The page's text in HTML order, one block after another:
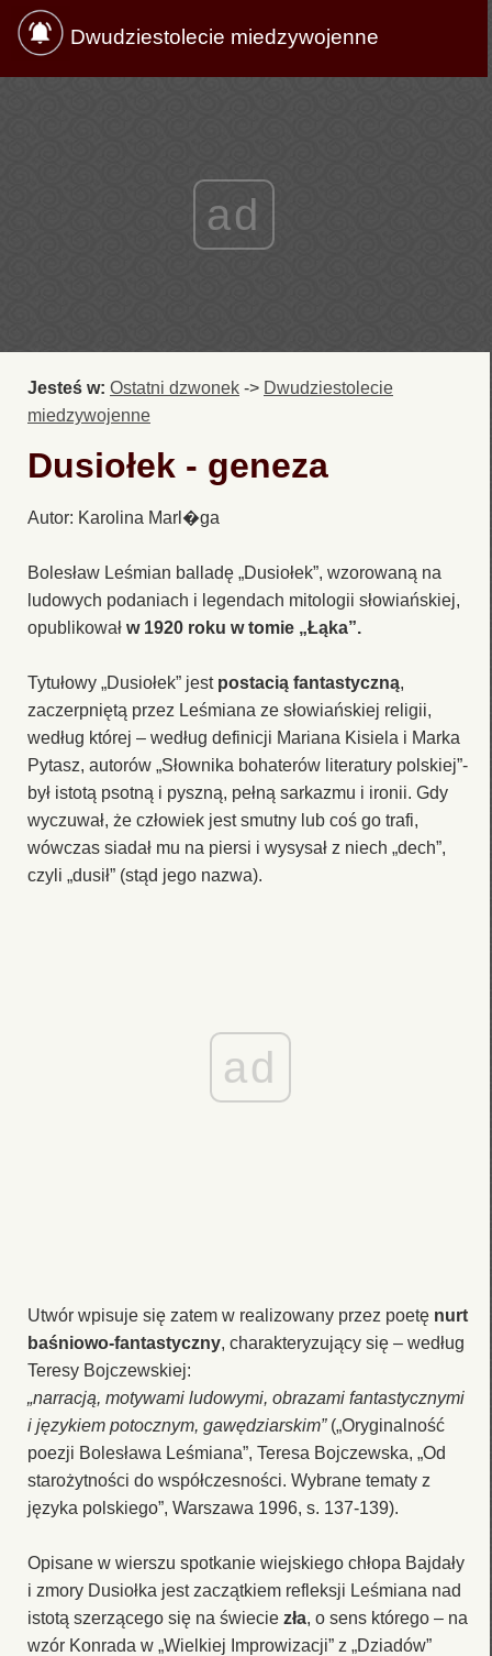
Dwudziestolecie miedzywojenne
ad
Jesteś w: Ostatni dzwonek -> Dwudziestolecie
miedzywojenne
Dusiołek - geneza
Autor: Karolina Marl�ga
Bolesław Leśmian balladę „Dusiołek”, wzorowaną na
ludowych podaniach i legendach mitologii słowiańskiej,
opublikował w 1920 roku w tomie „Łąka”.
Tytułowy „Dusiołek” jest postacią fantastyczną,
zaczerpniętą przez Leśmiana ze słowiańskiej religii,
według której – według definicji Mariana Kisiela i Marka
Pytasz, autorów „Słownika bohaterów literatury polskiej”-
był istotą psotną i pyszną, pełną sarkazmu i ironii. Gdy
wyczuwał, że człowiek jest smutny lub coś go trafi,
wówczas siadał mu na piersi i wysysał z niech „dech”,
czyli „dusił” (stąd jego nazwa).
ad
Utwór wpisuje się zatem w realizowany przez poetę nurt
baśniowo-fantastyczny, charakteryzujący się – według
Teresy Bojczewskiej:
„narracją, motywami ludowymi, obrazami fantastycznymi
i językiem potocznym, gawędziarskim”(„Oryginalność
poezji Bolesława Leśmiana”, Teresa Bojczewska, „Od
starożytności do współczesności. Wybrane tematy z
języka polskiego”, Warszawa 1996, s. 137-139).
Opisane w wierszu spotkanie wiejskiego chłopa Bajdały
i zmory Dusiołka jest zaczątkiem refleksji Leśmiana nad
istotą szerzącego się na świecie zła, o sens którego – na
wzór Konrada w „Wielkiej Improwizacji” z „Dziadów”